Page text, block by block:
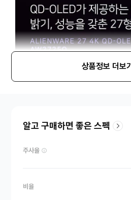
상품정보 더보기
알고 구매하면 좋은 스펙
주사율
비율